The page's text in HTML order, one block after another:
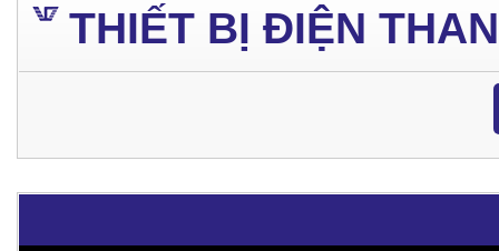
THIẾT BỊ ĐIỆN